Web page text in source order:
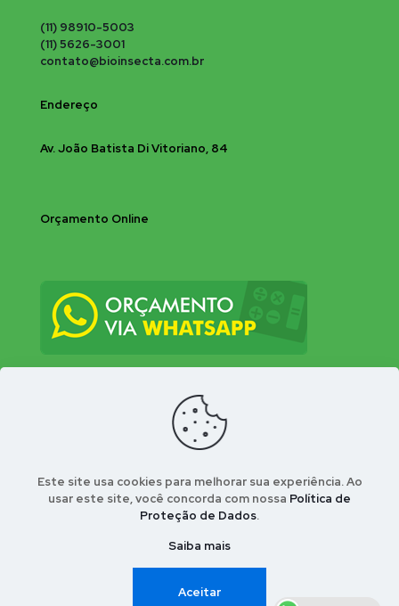
(11) 98910-5003
(11) 5626-3001
contato@bioinsecta.com.br
Endereço
Av. João Batista Di Vitoriano, 84
Orçamento Online
© 2026 Bio-Insecta Controle Integrado de Pragas
Urbanas . Desenvolvido por Conect Webla - Portal
Este site usa cookies para melhorar sua experiência. Ao
usar este site, você concorda com nossa Política de
Proteção de Dados.
Saiba mais
Aceitar